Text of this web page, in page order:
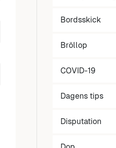
Bordsskick
Bröllop
COVID-19
Dagens tips
Disputation